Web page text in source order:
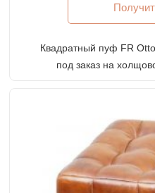
Квадратный пуф FR
под заказ на